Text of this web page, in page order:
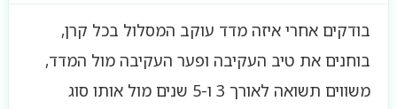
בודקים אחרי איזה מדד עוקב המסלול בכל קרן,
בוחנים את טיב העקיבה ופער העקיבה מול המדד,
משווים תשואה לאורך 3 ו-5 שנים מול אותו סוג